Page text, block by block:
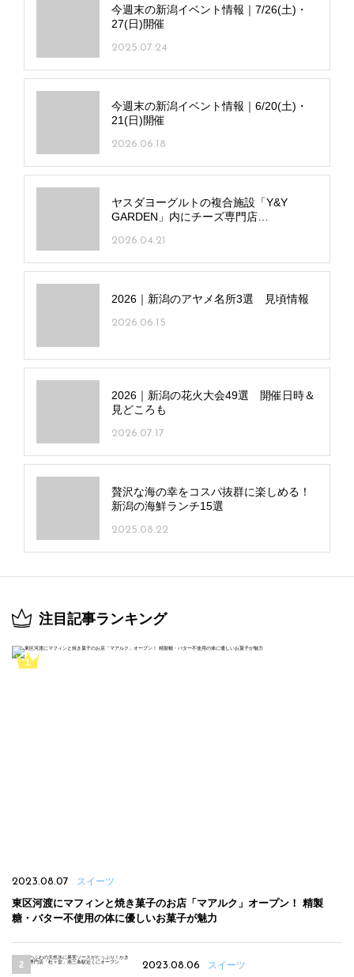
今週末の新潟イベント情報｜7/26(土)・
27(日)開催
2025.07.24
今週末の新潟イベント情報｜6/20(土)・
21(日)開催
2026.06.18
ヤスダヨーグルトの複合施設「Y&Y
GARDEN」内にチーズ専門店
2026.04.21
2026｜新潟のアヤメ名所3選 見頃情報
2026.06.15
2026｜新潟の花火大会49選 開催日時＆
見どころも
2026.07.17
贅沢な海の幸をコスパ抜群に楽しめる！
新潟の海鮮ランチ15選
2025.08.22
注目記事ランキング
2023.08.07 スイーツ
東区河渡にマフィンと焼き菓子のお店「マアルク」オープン！ 精製
糖・バター不使用の体に優しいお菓子が魅力
2023.08.06 スイーツ